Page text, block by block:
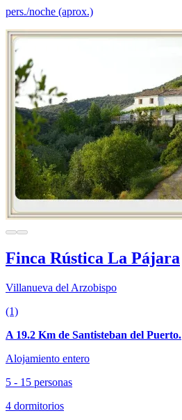
pers./noche (aprox.)
Finca Rústica La Pájara
Villanueva del Arzobispo
(1)
A 19.2 Km de Santisteban del Puerto.
Alojamiento entero
5 - 15 personas
4 dormitorios